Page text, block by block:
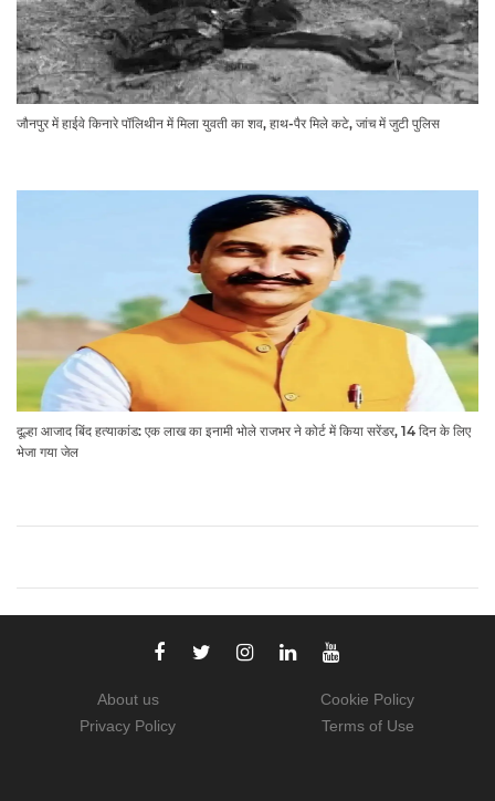
जौनपुर में हाईवे किनारे पॉलिथीन में मिला युवती का शव, हाथ-पैर मिले कटे, जांच में जुटी पुलिस
दूल्हा आजाद बिंद हत्याकांड: एक लाख का इनामी भोले राजभर ने कोर्ट में किया सरेंडर, 14 दिन के लिए
भेजा गया जेल
About us
Privacy Policy
Cookie Policy
Terms of Use